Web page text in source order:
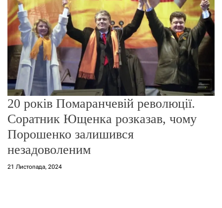
о
р
е
ж
и
м
у
20 років Помаранчевій революції.
Соратник Ющенка розказав, чому
Порошенко залишився
незадоволеним
21 Листопада, 2024